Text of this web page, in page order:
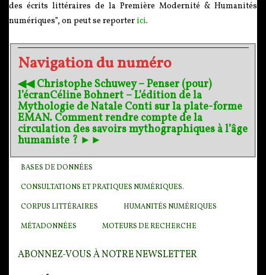
des écrits littéraires de la Première Modernité & Humanités
numériques”, on peut se reporter ici.
Navigation du numéro
◀︎◀︎ Christophe Schuwey – Penser (pour)
l’écranCéline Bohnert – L’édition de la
Mythologie de Natale Conti sur la plate-forme
EMAN. Comment rendre compte de la
circulation des savoirs mythographiques à l’âge
humaniste ? ►►
BASES DE DONNÉES
CONSULTATIONS ET PRATIQUES NUMÉRIQUES.
CORPUS LITTÉRAIRES HUMANITÉS NUMÉRIQUES
MÉTADONNÉES MOTEURS DE RECHERCHE
ABONNEZ-VOUS À NOTRE NEWSLETTER